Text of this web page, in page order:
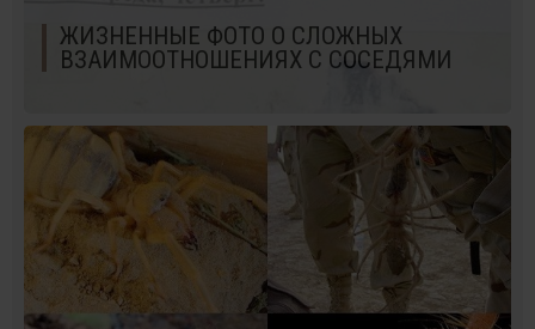
ЖИЗНЕННЫЕ ФОТО О СЛОЖНЫХ
ВЗАИМООТНОШЕНИЯХ С СОСЕДЯМИ